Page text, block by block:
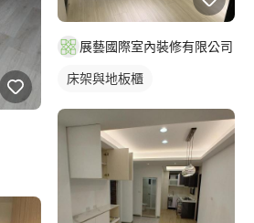
展藝國際室內裝修有限公司
床架與地板櫃